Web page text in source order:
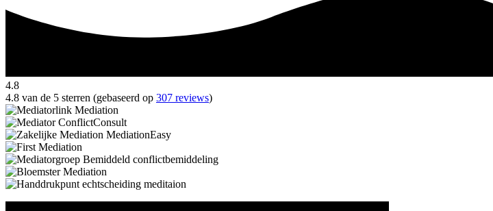
4.8
4.8 van de 5 sterren (gebaseerd op 307 reviews)